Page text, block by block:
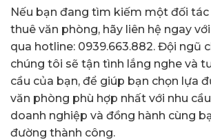
Nếu bạn đang tìm kiếm một đối
thuê văn phòng, hãy liên hệ ngay
qua hotline: 0939.663.882. Đội ngũ
chúng tôi sẽ tận tình lắng nghe và
cầu của bạn, để giúp bạn chọn lựa
văn phòng phù hợp nhất với nhu
doanh nghiệp và đồng hành cùng
đường thành công.